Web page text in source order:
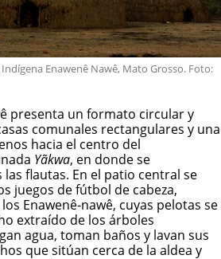
Enawenê Nawê, Mato Grosso. Foto:
presenta un formato circular y
comunales rectangulares y una
hacia el centro del
Yãkwa, en donde se
flautas. En el patio central se
juegos de fútbol de cabeza,
Enawenê-nawê, cuyas pelotas se
extraído de los árboles
agua, toman baños y lavan sus
que sitúan cerca de la aldea y